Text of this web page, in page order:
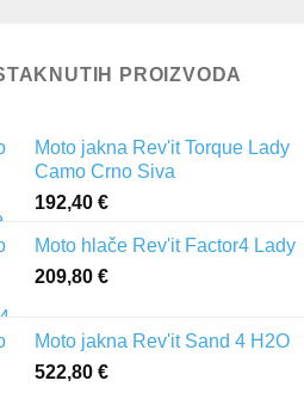
PROIZVODA
Moto jakna Rev'it Torque Lady
Camo Crno Siva
192,40 €
Moto hlače Rev'it Factor4 Lady
209,80 €
Moto jakna Rev'it Sand 4 H2O
522,80 €